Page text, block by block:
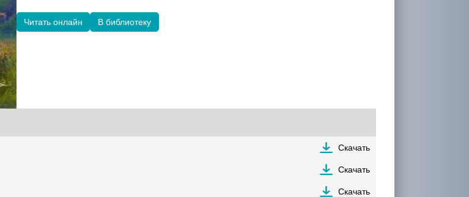
Читать онлайн В библиотеку
Скачать
Скачать
Скачать